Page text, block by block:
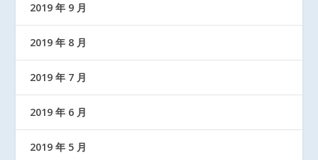
2019 年 9 月
2019 年 8 月
2019 年 7 月
2019 年 6 月
2019 年 5 月